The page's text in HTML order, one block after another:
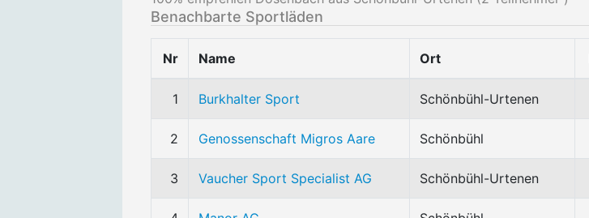
Benachbarte Sportläden
Nr Name Ort
1 Burkhalter Sport Schönbühl-Urtenen
2 Genossenschaft Migros Aare Schönbühl
3 Vaucher Sport Specialist AG Schönbühl-Urtenen